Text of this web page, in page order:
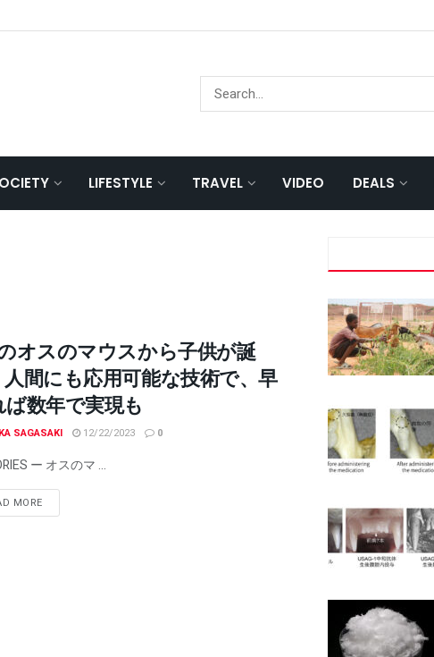
LIFESTYLE TRAVEL VIDEO DEALS
オスのマウスから子供が誕
間にも応用可能な技術で、早
ば数年で実現も
SAGASAKI 12/22/2023 0
ー オスのマ ...
MORE